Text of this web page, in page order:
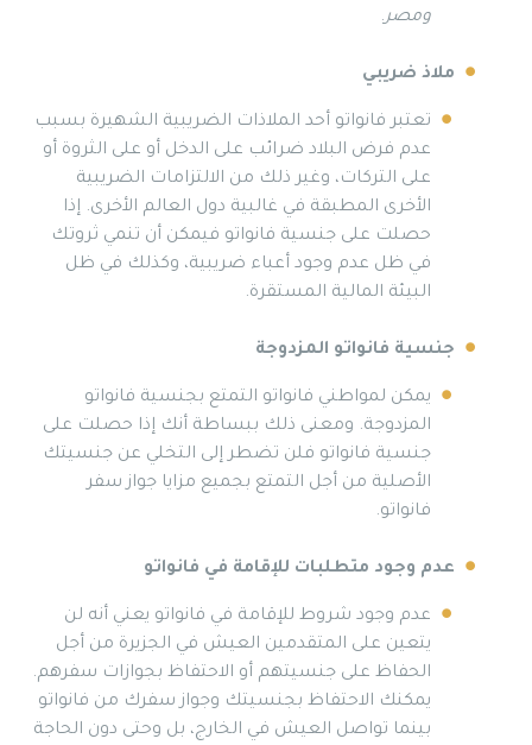
ومصر.
ملاذ ضريبي
تعتبر فانواتو أحد الملاذات الضريبية الشهيرة بسبب
عدم فرض البلاد ضرائب على الدخل أو على الثروة أو
على التركات، وغير ذلك من الالتزامات الضريبية
الأخرى المطبقة في غالبية دول العالم الأخرى. إذا
حصلت على جنسية فانواتو فيمكن أن تنمي ثروتك
في ظل عدم وجود أعباء ضريبية، وكذلك في ظل
البيئة المالية المستقرة.
جنسية فانواتو المزدوجة
يمكن لمواطني فانواتو التمتع بجنسية فانواتو
المزدوجة. ومعنى ذلك ببساطة أنك إذا حصلت على
جنسية فانواتو فلن تضطر إلى التخلي عن جنسيتك
الأصلية من أجل التمتع بجميع مزايا جواز سفر
فانواتو.
عدم وجود متطلبات للإقامة في فانواتو
عدم وجود شروط للإقامة في فانواتو يعني أنه لن
يتعين على المتقدمين العيش في الجزيرة من أجل
الحفاظ على جنسيتهم أو الاحتفاظ بجوازات سفرهم.
يمكنك الاحتفاظ بجنسيتك وجواز سفرك من فانواتو
بينما تواصل العيش في الخارج، بل وحتى دون الحاجة